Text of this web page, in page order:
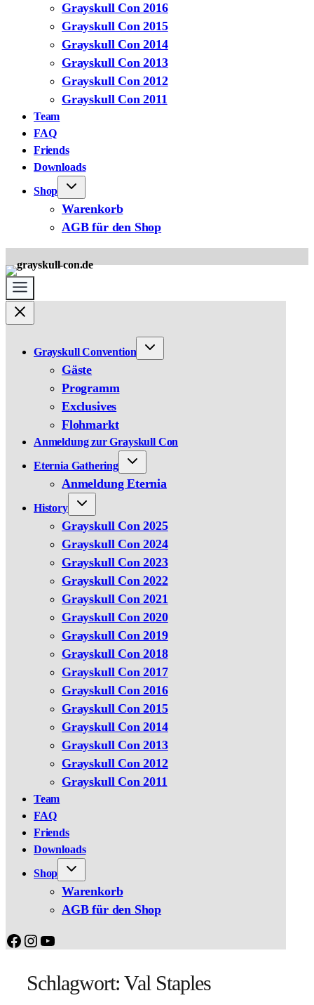
Grayskull Con 2016
Grayskull Con 2015
Grayskull Con 2014
Grayskull Con 2013
Grayskull Con 2012
Grayskull Con 2011
Team
FAQ
Friends
Downloads
Shop
Warenkorb
AGB für den Shop
Grayskull Convention
Gäste
Programm
Exclusives
Flohmarkt
Anmeldung zur Grayskull Con
Eternia Gathering
Anmeldung Eternia
History
Grayskull Con 2025
Grayskull Con 2024
Grayskull Con 2023
Grayskull Con 2022
Grayskull Con 2021
Grayskull Con 2020
Grayskull Con 2019
Grayskull Con 2018
Grayskull Con 2017
Grayskull Con 2016
Grayskull Con 2015
Grayskull Con 2014
Grayskull Con 2013
Grayskull Con 2012
Grayskull Con 2011
Team
FAQ
Friends
Downloads
Shop
Warenkorb
AGB für den Shop
Facebook
Instagram
YouTube
Schlagwort:Val Staples